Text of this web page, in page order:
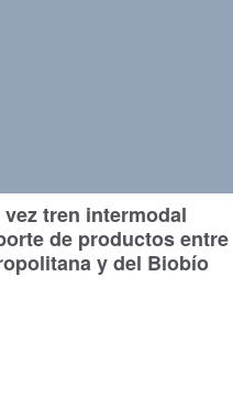
tren intermodal
de productos entre
y del Biobío